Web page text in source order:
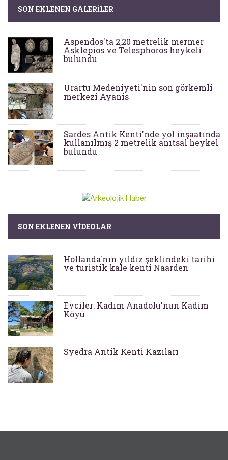
SON EKLENEN GALERILER
Aspendos'ta 2,20 metrelik mermer
Asklepios ve Telesphoros heykeli
bulundu
Urartu Medeniyeti'nin son görkemli
merkezi Ayanis
Sardes Antik Kenti'nde yol inşaatında
kullanılmış 2 metrelik anıtsal heykel
bulundu
SON EKLENEN VIDEOLAR
Hollanda'nın yıldız şeklindeki tarihi
ve turistik kale kenti Naarden
Evciler: Kadim Anadolu'nun Kadim
Köyü
Syedra Antik Kenti Kazıları